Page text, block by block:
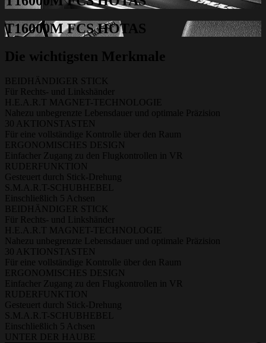
T16000M FCS HOTAS
Die wichtigsten Merkmale
BEIDHÄNDIGER STICK
Für Rechts- und Linkshänder
H.E.A.R.T MAGNET-TECHNOLOGIE
Nahezu unbegrenzte Lebensdauer und optimale Präzision
30 AKTIONSTASTEN
Für eine vollständige Kontrolle über den Raum
ERGONOMISCHES DESIGN
Einfacher Zugang zu den Flugkontrollen in VR
RUDERFUNKTION
Gesteuert durch Stick-Drehung
S.M.A.R.T-SCHUBHEBEL
Einschließlich 5 Achsen
BEIDHÄNDIGER STICK
Für Rechts- und Linkshänder
H.E.A.R.T MAGNET-TECHNOLOGIE
Nahezu unbegrenzte Lebensdauer und optimale Präzision
30 AKTIONSTASTEN
Für eine vollständige Kontrolle über den Raum
ERGONOMISCHES DESIGN
Einfacher Zugang zu den Flugkontrollen in VR
RUDERFUNKTION
Gesteuert durch Stick-Drehung
S.M.A.R.T-SCHUBHEBEL
Einschließlich 5 Achsen
UNTER DER HAUBE